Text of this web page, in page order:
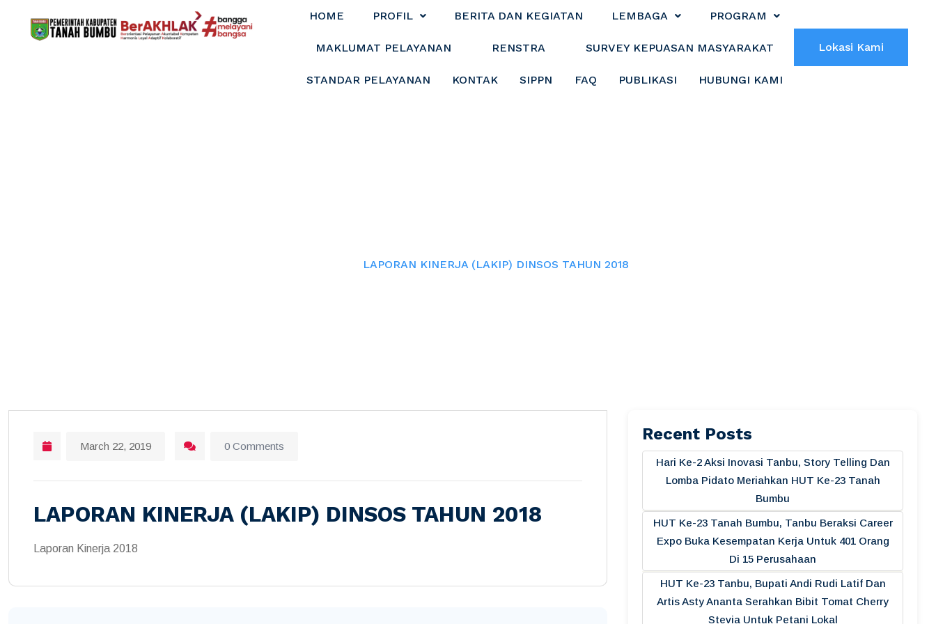
HOME PROFIL BERITA DAN KEGIATAN LEMBAGA PROGRAM
MAKLUMAT PELAYANAN RENSTRA SURVEY KEPUASAN MASYARAKAT
STANDAR PELAYANAN KONTAK SIPPN FAQ PUBLIKASI HUBUNGI KAMI
Lokasi Kami
LAPORAN KINERJA (LAKIP) DINSOS TAHUN 2018
March 22, 2019 0 Comments
LAPORAN KINERJA (LAKIP) DINSOS TAHUN 2018
Laporan Kinerja 2018
Recent Posts
Hari Ke-2 Aksi Inovasi Tanbu, Story Telling Dan
Lomba Pidato Meriahkan HUT Ke-23 Tanah
Bumbu
HUT Ke-23 Tanah Bumbu, Tanbu Beraksi Career
Expo Buka Kesempatan Kerja Untuk 401 Orang
Di 15 Perusahaan
HUT Ke-23 Tanbu, Bupati Andi Rudi Latif Dan
Artis Asty Ananta Serahkan Bibit Tomat Cherry
Stevia Untuk Petani Lokal